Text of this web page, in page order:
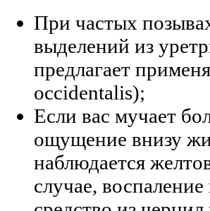
При частых
выделений из
предлагает
occidentalis);
Если вас мучает
ощущение внизу
наблюдается
случае,